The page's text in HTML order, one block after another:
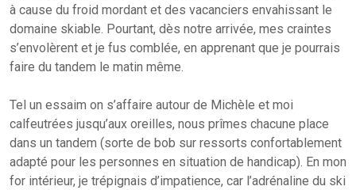
à cause du froid mordant et des vacanciers envahissant le
domaine skiable. Pourtant, dès notre arrivée, mes craintes
s’envolèrent et je fus comblée, en apprenant que je pourrais
faire du tandem le matin même.
Tel un essaim on s’affaire autour de Michèle et moi
calfeutrées jusqu’aux oreilles, nous prîmes chacune place
dans un tandem (sorte de bob sur ressorts confortablement
adapté pour les personnes en situation de handicap). En mon
for intérieur, je trépignais d’impatience, car l’adrénaline du ski